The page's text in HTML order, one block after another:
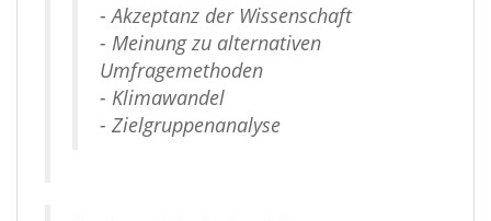
- Akzeptanz der Wissenschaft
- Meinung zu alternativen
Umfragemethoden
- Klimawandel
- Zielgruppenanalyse